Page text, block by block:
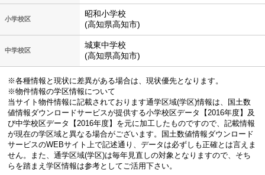
小学校区
昭和小学校
(高知県高知市)
中学校区
城東中学校
(高知県高知市)
※各種情報と現状に差異がある場合は、現状優先となります。
※物件情報の学区情報について
当サイト物件情報に記載されております通学区域(学区)情報は、国土数
値情報ダウンロードサービスが提供する小学校区データ【2016年度】及
び中学校区データ【2016年度】を元に加工したものですので、記載情報
が現在の学区域と異なる場合がございます。国土数値情報ダウンロード
サービスのWEBサイト上で記述通り、データは必ずしも正確とは言えま
せん。また、通学区域(学区)は毎年見直しの対象となりますので、そち
らを踏まえ学区情報は参考としてご活用下さい。